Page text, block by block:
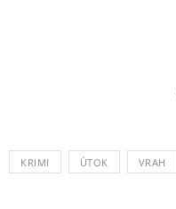
KRIMI ÚTOK VRAH